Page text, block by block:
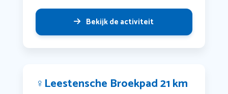
Bekijk de activiteit
‍♀️Leestensche Broekpad 21 km